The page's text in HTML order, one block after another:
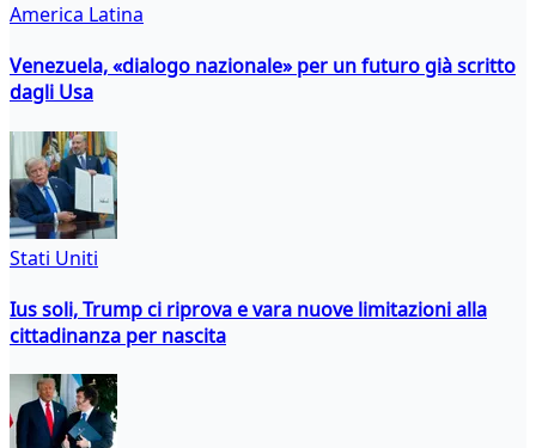
America Latina
Venezuela, «dialogo nazionale» per un futuro già scritto
dagli Usa
Stati Uniti
Ius soli, Trump ci riprova e vara nuove limitazioni alla
cittadinanza per nascita